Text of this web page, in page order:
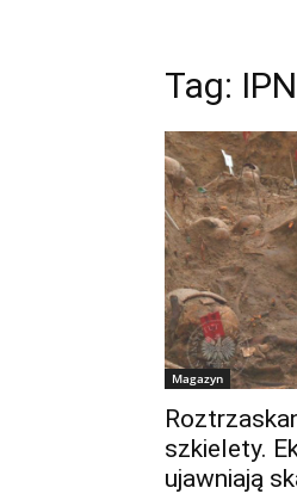
Tag: IPN
Magazyn
szkielety.
ujawniają